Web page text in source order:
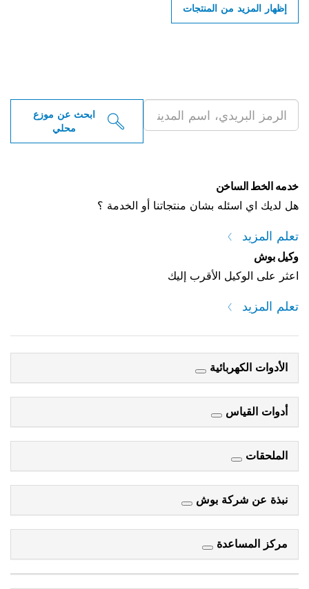
إظهار المزيد من المنتجات
ابحث عن موزع
محلي
خدمه الخط الساخن
هل لديك اي اسئله بشان منتجاتنا أو الخدمة ؟
تعلم المزيد
وكيل بوش
اعثر على الوكيل الأقرب إليك
تعلم المزيد
الأدوات الكهربائية
أدوات القياس
الملحقات
نبذة عن شركة بوش
مركز المساعدة